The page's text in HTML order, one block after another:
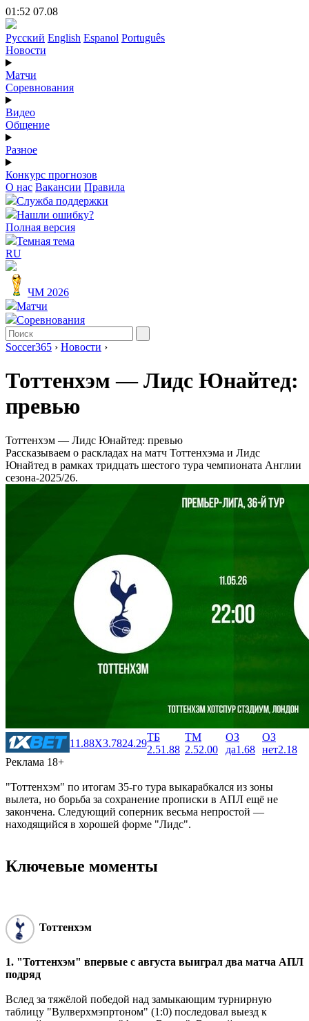
01:52 07.08
Русский English Espanol Português
Новости
Матчи
Соревнования
Видео
Общение
Разное
Конкурс прогнозов
О нас Вакансии Правила
Служба поддержки
Нашли ошибку?
Полная версия
Темная тема
RU
ЧМ 2026
Матчи
Соревнования
Soccer365 › Новости ›
Тоттенхэм — Лидс Юнайтед:
превью
Тоттенхэм — Лидс Юнайтед: превью
Рассказываем о раскладах на матч Тоттенхэма и Лидс
Юнайтед в рамках тридцать шестого тура чемпионата Англии
сезона-2025/26.
1 1.88X3.7824.29
ТБ
2.51.88
ТМ
2.52.00
ОЗ
да1.68
ОЗ
нет2.18
Реклама 18+
"Тоттенхэм" по итогам 35-го тура выкарабкался из зоны
вылета, но борьба за сохранение прописки в АПЛ ещё не
закончена. Следующий соперник весьма непростой —
находящийся в хорошей форме "Лидс".
Ключевые моменты
Тоттенхэм
1. "Тоттенхэм" впервые с августа выиграл два матча АПЛ
подряд
Вслед за тяжёлой победой над замыкающим турнирную
таблицу "Вулверхмэпртоном" (1:0) последовал выезд к